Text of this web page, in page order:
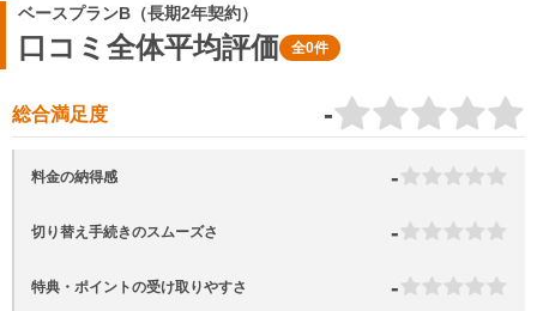
ベースプランB（長期2年契約）
口コミ全体平均評価 全0件
総合満足度 -
料金の納得感 -
切り替え手続きのスムーズさ -
特典・ポイントの受け取りやすさ -